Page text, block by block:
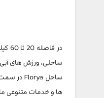
در فاصله 20 تا 60 کیلومتری از مرکز شهر استانبول سواحل زیبا و دوست داشتنی وجود دارد که مسافران
ساحلی، ورزش های
ها و خدمات متنوعی